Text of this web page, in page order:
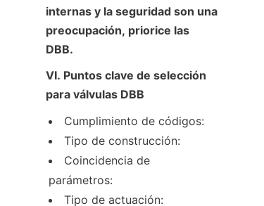
internas y la seguridad son una
preocupación, priorice las
DBB.
VI. Puntos clave de selección
para válvulas DBB
Cumplimiento de códigos:
Tipo de construcción:
Coincidencia de
parámetros:
Tipo de actuación: